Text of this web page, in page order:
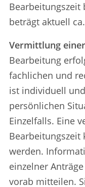
Bearbeitungszeit
beträgt aktuell ca.
Vermittlung
Bearbeitung
fachlichen und
ist individuell
persönlichen
Einzelfalls. Eine
Bearbeitungszeit
werden.
einzelner
vorab mitteilen.